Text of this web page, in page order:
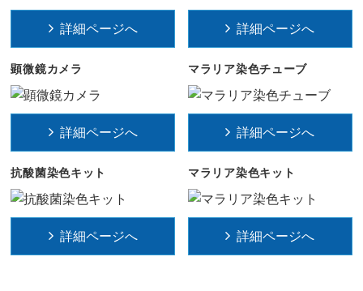
詳細ページへ 詳細ページへ
顕微鏡カメラ
詳細ページへ
マラリア染色チューブ
詳細ページへ
抗酸菌染色キット
詳細ページへ
マラリア染色キット
詳細ページへ